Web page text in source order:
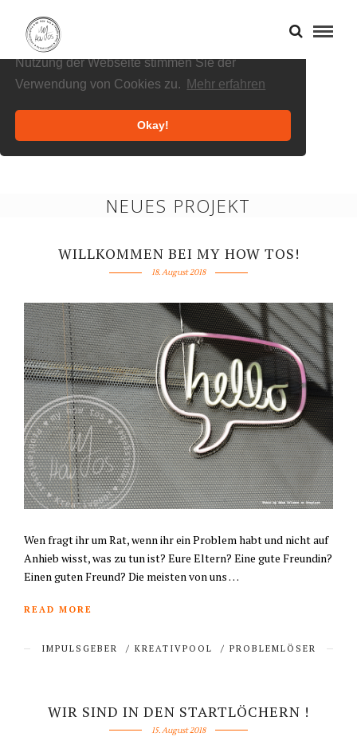
Cookies helfen uns bei der Bereitstellung
unserer Inhalte und Dienste. Durch die weitere
Nutzung der Webseite stimmen Sie der
Verwendung von Cookies zu.
Mehr erfahren
Okay!
NEUES PROJEKT
WILLKOMMEN BEI MY HOW TOS!
18. August 2018
Wen fragt ihr um Rat, wenn ihr ein Problem habt und nicht auf
Anhieb wisst, was zu tun ist? Eure Eltern? Eine gute Freundin?
Einen guten Freund? Die meisten von uns …
READ MORE
IMPULSGEBER / KREATIVPOOL / PROBLEMLÖSER
WIR SIND IN DEN STARTLÖCHERN !
15. August 2018